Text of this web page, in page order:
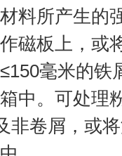
料所产生的
磁板上，或
毫米的铁
中。可处理
非卷屑，或